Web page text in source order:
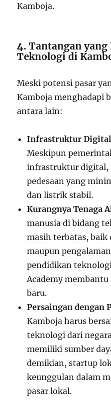
Kamboja.
4.Tantangan
Teknologi di
Meski potensi pasar
Kamboja menghadapi
antara lain:
Infrastruktur Digital
Meskipun
infrastruktur digital,
pedesaan yang
dan listrik stabil.
Kurangnya Tenaga
manusia di bidang
masih terbatas, baik
maupun
pendidikan
Academy
baru.
Persaingan dengan
Kamboja harus
teknologi dari
memiliki sumber
demikian, startup
keunggulan dalam
pasar lokal.